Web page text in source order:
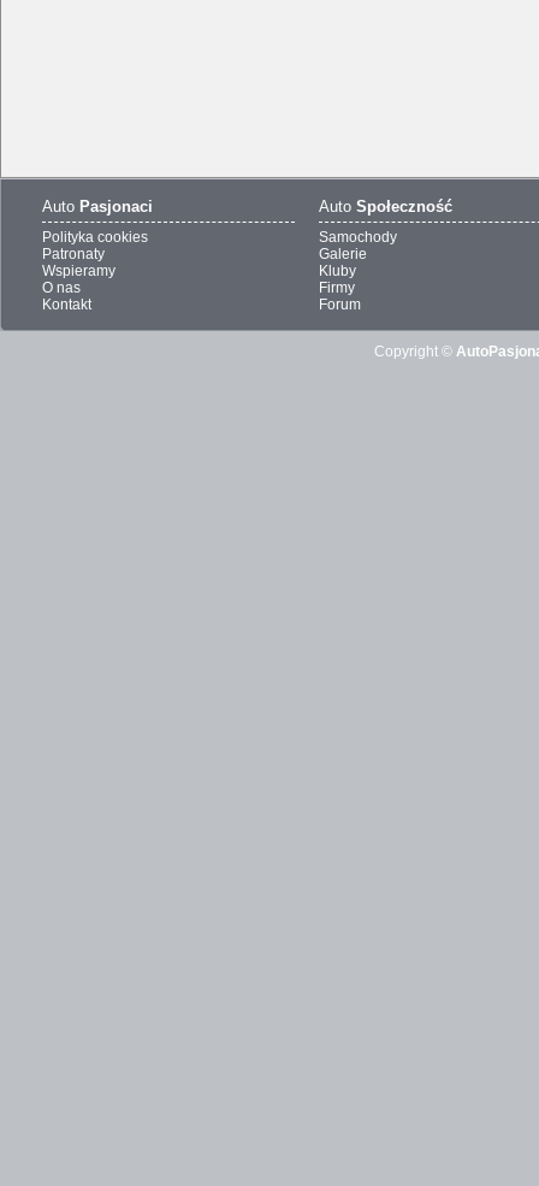
Auto Pasjonaci
Polityka cookies
Patronaty
Wspieramy
O nas
Kontakt
Auto Społeczność
Samochody
Galerie
Kluby
Firmy
Forum
Copyright ©